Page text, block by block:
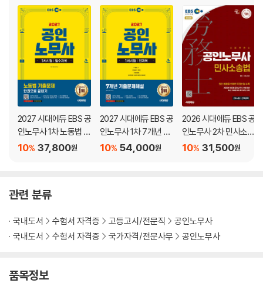
CHAPTER 05 노동쟁의조정제도
CHAPTER 06 부당노동행위구제제도
CHAPTER 07 형벌 및 과태료
CHAPTER 08 노사협의회
CHAPTER 09 노동위원회
CHAPTER 10 기타 법령
CHAPTER 11 종합문제
PART 03 민 법
제1편 민법총칙
CHAPTER 03 권리의 주체
CHAPTER 04 권리의 객체
CHAPTER 05 권리의 변동
CHAPTER 06 기 간
제2편 채권총론
2027 시대에듀 EBS 공
인노무사 1차 노동법 기
출문제 한권으로 끝내
37,800원
10%
2027 시대에듀 EBS 공
인노무사 1차 7개년 기
출문제해설54,000원
10%
2026 시대에듀 EBS 공
인노무사 2차 민사소송
법
31,500원
10%
관련 분류
국내도서 수험서 자격증 고등고시/전문직
공인노무사
국내도서
수험서 자격증 국가자격/전문사무 공인노무사
품목정보